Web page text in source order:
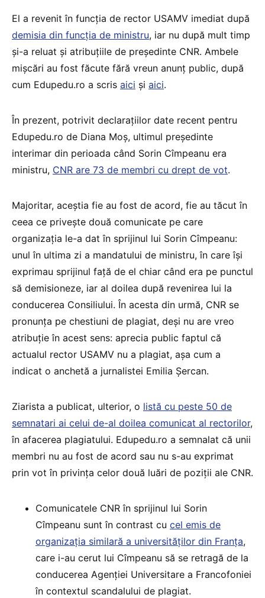
El a revenit în funcția de rector USAMV imediat după
demisia din funcția de ministru, iar nu după mult timp
și-a reluat și atribuțiile de președinte CNR. Ambele
mișcări au fost făcute fără vreun anunț public, după
cum Edupedu.ro a scris aici și aici.
În prezent, potrivit declarațiilor date recent pentru
Edupedu.ro de Diana Moș, ultimul președinte
interimar din perioada când Sorin Cîmpeanu era
ministru, CNR are 73 de membri cu drept de vot.
Majoritar, aceștia fie au fost de acord, fie au tăcut în
ceea ce privește două comunicate pe care
organizația le-a dat în sprijinul lui Sorin Cîmpeanu:
unul în ultima zi a mandatului de ministru, în care își
exprimau sprijinul față de el chiar când era pe punctul
să demisioneze, iar al doilea după revenirea lui la
conducerea Consiliului. În acesta din urmă, CNR se
pronunța pe chestiuni de plagiat, deși nu are vreo
atribuție în acest sens: aprecia public faptul că
actualul rector USAMV nu a plagiat, așa cum a
indicat o anchetă a jurnalistei Emilia Șercan.
Ziarista a publicat, ulterior, o listă cu peste 50 de
semnatari ai celui de-al doilea comunicat al rectorilor,
în afacerea plagiatului. Edupedu.ro a semnalat că unii
membri nu au fost de acord sau nu s-au exprimat
prin vot în privința celor două luări de poziții ale CNR.
Comunicatele CNR în sprijinul lui Sorin
Cîmpeanu sunt în contrast cu cel emis de
organizația similară a universităților din Franța,
care i-au cerut lui Cîmpeanu să se retragă de la
conducerea Agenției Universitare a Francofoniei
în contextul scandalului de plagiat.